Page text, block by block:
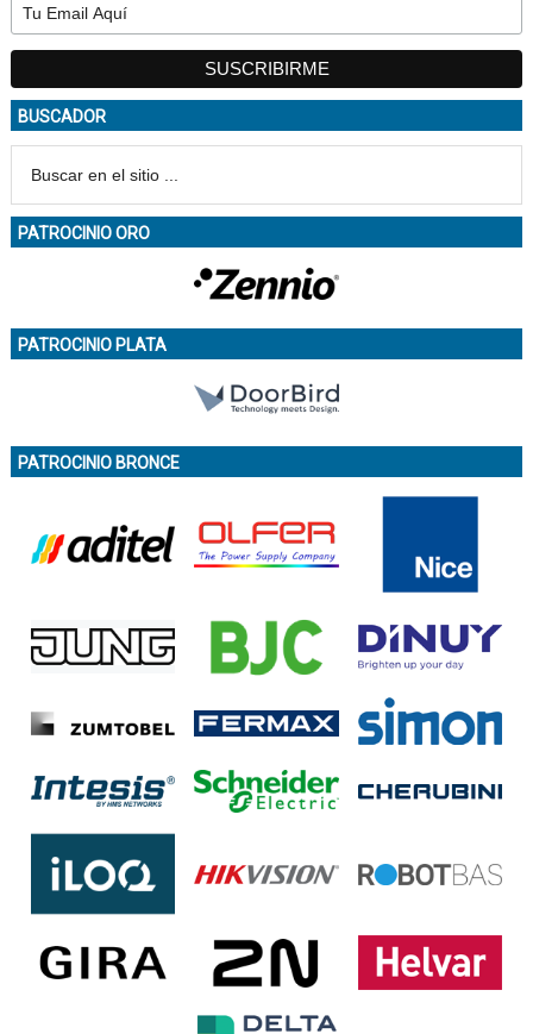
BUSCADOR
PATROCINIO ORO
PATROCINIO PLATA
PATROCINIO BRONCE